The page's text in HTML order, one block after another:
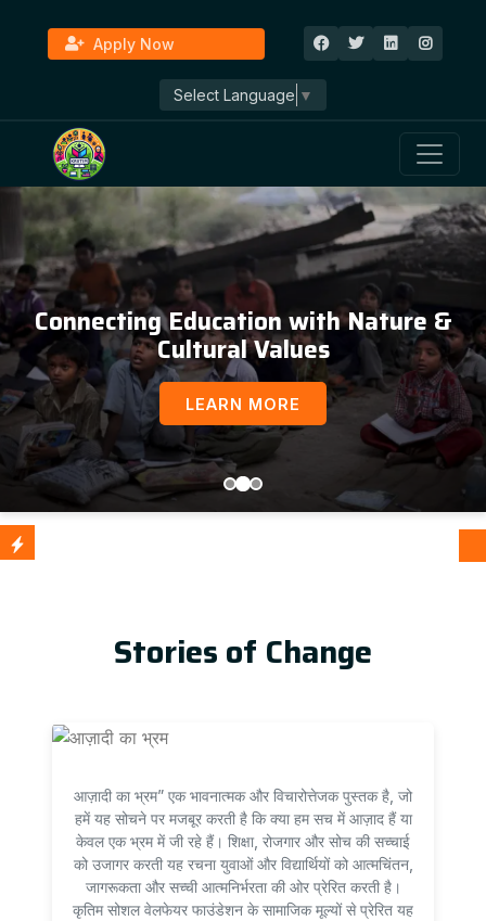
Apply Now
Select Language ▼
Education, Awareness & Social
Development
LEARN MORE
Stories of Change
आज़ादी का भ्रम” एक भावनात्मक और विचारोत्तेजक पुस्तक है, जो
हमें यह सोचने पर मजबूर करती है कि क्या हम सच में आज़ाद हैं या
केवल एक भ्रम में जी रहे हैं। शिक्षा, रोजगार और सोच की सच्चाई
को उजागर करती यह रचना युवाओं और विद्यार्थियों को आत्मचिंतन,
जागरूकता और सच्ची आत्मनिर्भरता की ओर प्रेरित करती है।
कृतिम सोशल वेलफेयर फाउंडेशन के सामाजिक मूल्यों से प्रेरित यह